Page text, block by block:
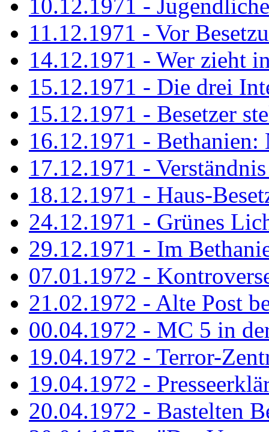
10.12.1971 -
11.12.1971 - Vor
14.12.1971 - Wer zieht
15.12.1971 - Die drei
15.12.1971 - Besetzer
16.12.1971 - Bethanien:
17.12.1971 -
18.12.1971 - Haus-
24.12.1971 - Grünes
29.12.1971 - Im
07.01.1972 -
21.02.1972 - Alte Post
00.04.1972 - MC 5 in
19.04.1972 - Terror-
19.04.1972 -
20.04.1972 - Bastelten